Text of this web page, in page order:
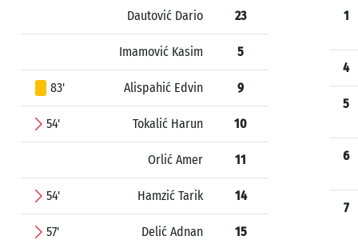
Dautović Dario 23
Imamović Kasim 5
83' Alispahić Edvin 9
54' Tokalić Harun 10
Orlić Amer 11
54' Hamzić Tarik 14
57' Delić Adnan 15
1
4
5
6
7